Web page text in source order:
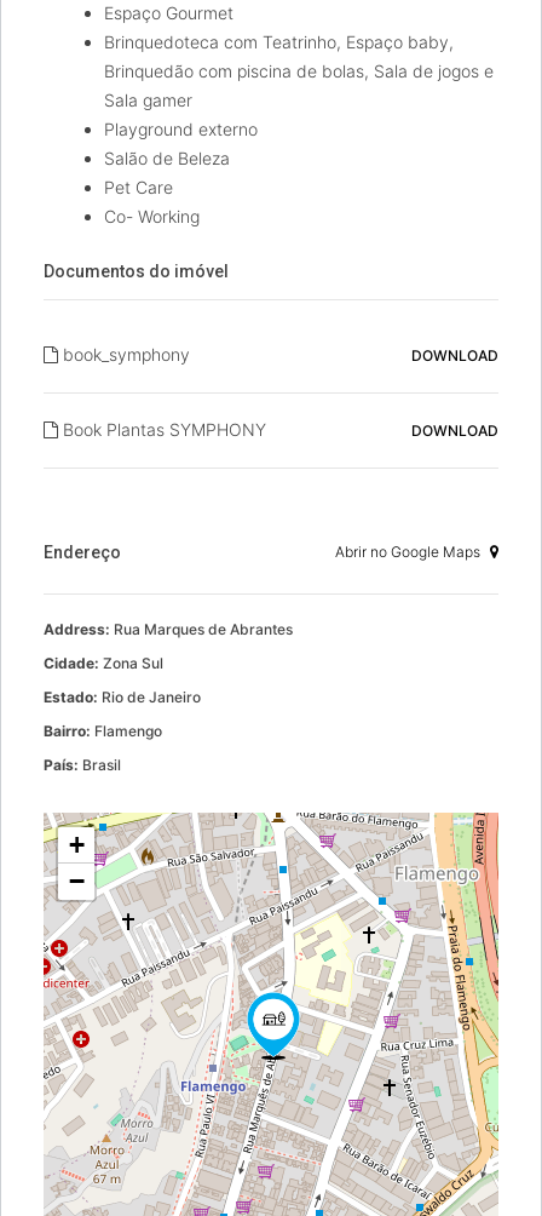
Espaço Gourmet
Brinquedoteca com Teatrinho, Espaço baby,
Brinquedão com piscina de bolas, Sala de jogos e
Sala gamer
Playground externo
Salão de Beleza
Pet Care
Co- Working
Documentos do imóvel
book_symphony DOWNLOAD
Book Plantas SYMPHONY DOWNLOAD
Endereço Abrir no Google Maps
Address: Rua Marques de Abrantes
Cidade: Zona Sul
Estado: Rio de Janeiro
Bairro: Flamengo
País: Brasil
+
−